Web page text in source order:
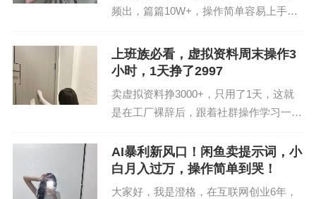
频出，篇篇10W+，操作简单容易上手原
手机阅读大家好，我是澄格，在互联网创
业6年，成功带出月收益1万+学员...
上班族必看，虚拟资料周末操作3
小时，1天挣了2997
卖虚拟资料挣3000+，只用了1天，这就
是在工厂裸辞后，跟着社群操作学习一个
v。观看本文前，郑重提示：1、如果你是
新手零0基础，不要做免费的项目，因为
你耗不起...
AI暴利新风口！闲鱼卖提示词，小
白月入过万，操作简单到哭！
大家好，我是澄格，在互联网创业6年，